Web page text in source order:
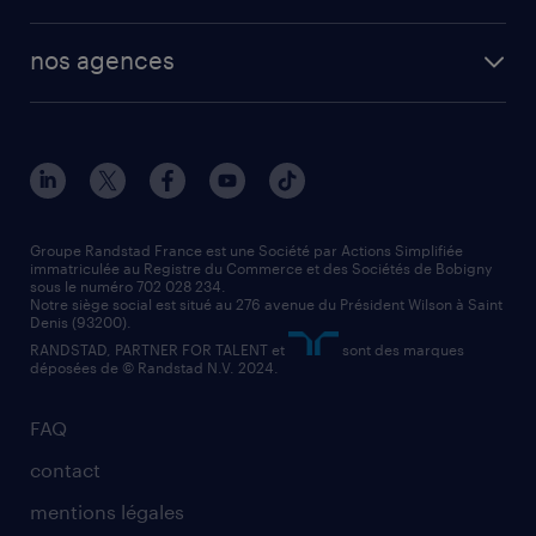
manutentionnaire
assistant administratif
comptable
solutions opérationnelles
contact entreprise
faq intérim / recrutement
nos agences
nos agences par ville
nos agences par région
nos cabinets de recrutement
FAQ
contact
mentions légales
Groupe Randstad France est une Société par Actions Simplifiée
immatriculée au Registre du Commerce et des Sociétés de Bobigny
sous le numéro 702 028 234.
Notre siège social est situé au 276 avenue du Président Wilson à Saint
Denis (93200).
RANDSTAD, PARTNER FOR TALENT et
sont des marques
déposées de © Randstad N.V. 2024.